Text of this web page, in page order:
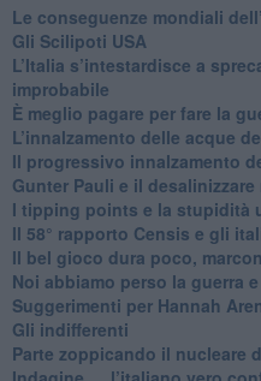
Le conseguenze mondiali
​Gli Scilipoti USA
L’Italia s’intestardisce a
improbabile
È meglio pagare per fare la
​L’innalzamento delle acque
​Il progressivo innalzamento
​Gunter Pauli e il
I tipping points e la stupidità
​Il 58° rapporto Censis e gli
​Il bel gioco dura poco,
Noi abbiamo perso la guerra
Suggerimenti per Hannah
​Gli indifferenti
Parte zoppicando il nucleare